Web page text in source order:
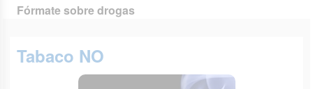
Fórmate sobre drogas
Tabaco NO